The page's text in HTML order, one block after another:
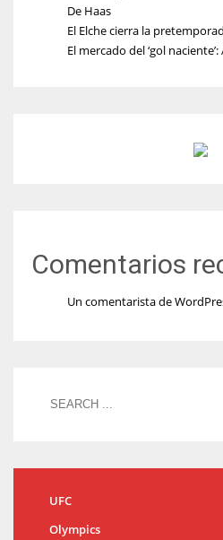
De Haas
El Elche cierra la
El mercado del ‘gol
Comentarios
Un comentarista de
UFC
Olympics